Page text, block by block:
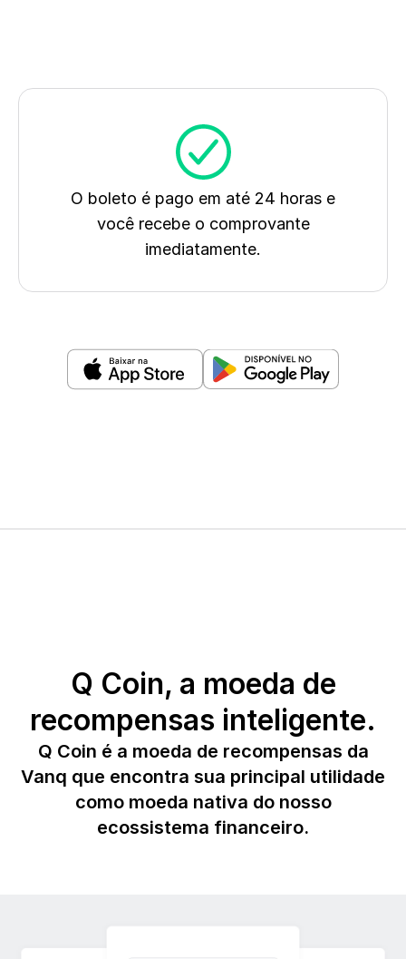
O boleto é pago em até 24 horas e
você recebe o comprovante
imediatamente.
Q Coin, a moeda de
recompensas inteligente.
Q Coin é a moeda de recompensas da
Vanq que encontra sua principal utilidade
como moeda nativa do nosso
ecossistema financeiro.